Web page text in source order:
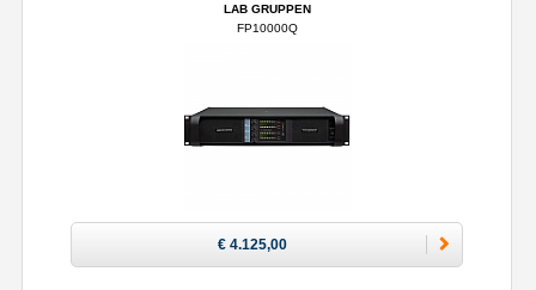
LAB GRUPPEN
FP10000Q
€ 4.125,00